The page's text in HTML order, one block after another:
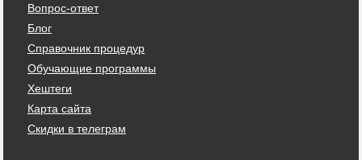
Вопрос-ответ
Блог
Справочник процедур
Обучающие программы
Хештеги
Карта сайта
Скидки в телеграм